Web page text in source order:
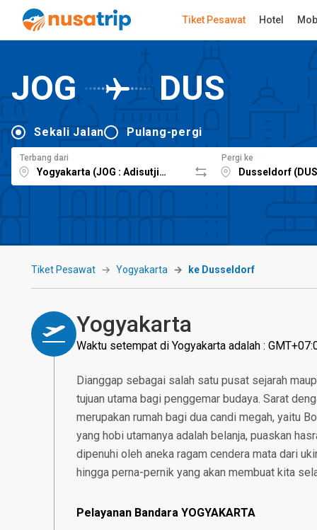
Tiket Pesawat Hotel
JOG DUS
Sekali Jalan Pulang-pergi
Terbang dari Pergi ke
Tiket Pesawat Yogyakarta ke Dusseldorf
Yogyakarta
Waktu setempat di Yogyakarta adalah :
Dianggap sebagai salah satu pusat sejarah
tujuan utama bagi penggemar budaya. Sarat
merupakan rumah bagi dua candi megah, yaitu
yang hobi utamanya adalah belanja, puaskan
dipenuhi oleh aneka ragam cendera mata dari
hingga perna-pernik yang akan membuat kita
Pelayanan Bandara YOGYAKARTA